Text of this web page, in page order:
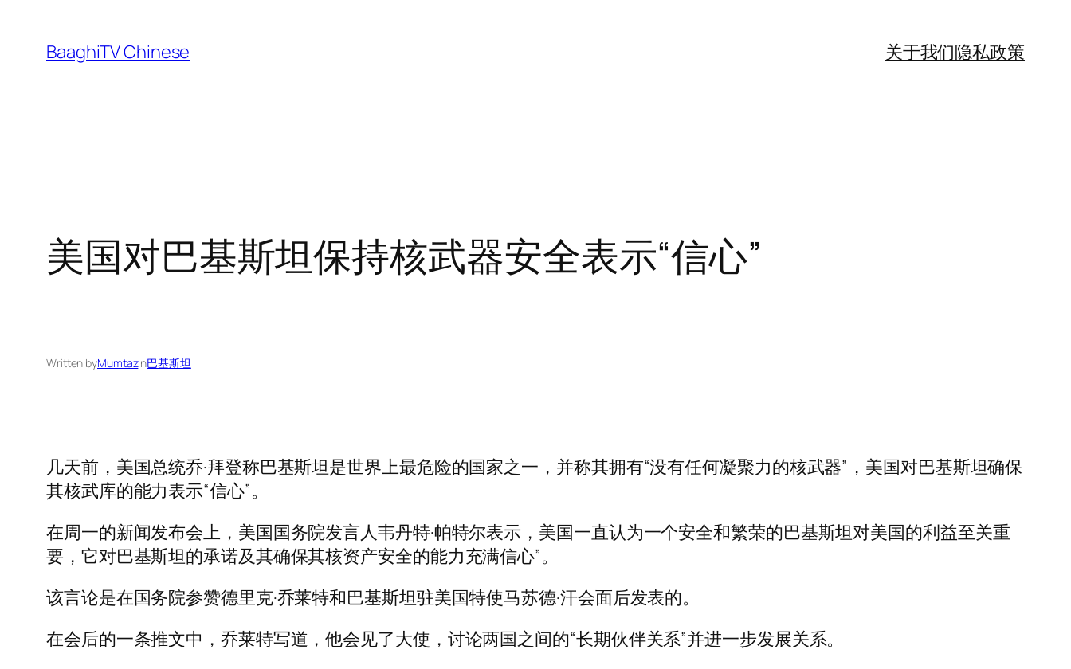
content
BaaghiTV Chinese 关于我们隐私政策
美国对巴基斯坦保持核武器安全表示“信心”
Written byMumtazin巴基斯坦
几天前，美国总统乔·拜登称巴基斯坦是世界上最危险的国家之一，并称其拥有“没有任何凝聚力的核武器”，美国对巴基斯坦确保
其核武库的能力表示“信心”。
在周一的新闻发布会上，美国国务院发言人韦丹特·帕特尔表示，美国一直认为一个安全和繁荣的巴基斯坦对美国的利益至关重
要，它对巴基斯坦的承诺及其确保其核资产安全的能力充满信心”。
该言论是在国务院参赞德里克·乔莱特和巴基斯坦驻美国特使马苏德·汗会面后发表的。
在会后的一条推文中，乔莱特写道，他会见了大使，讨论两国之间的“长期伙伴关系”并进一步发展关系。